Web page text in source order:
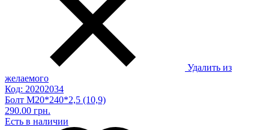
Удалить из
желаемого
Код: 20202034
Болт М20*240*2,5 (10,9)
290.00 грн.
Есть в наличии